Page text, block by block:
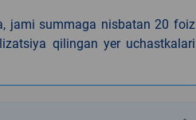
jami summaga nisbatan 20 foiz
qilingan yer uchastkalari